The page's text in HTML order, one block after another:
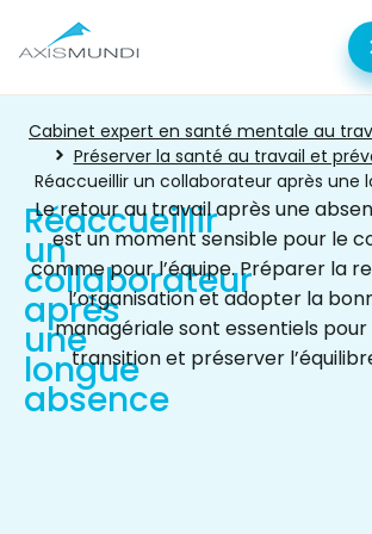
Cabinet expert en santé mentale au
Préserver la santé au travail et
Réaccueillir un collaborateur après une
Réaccueillir
un
collaborateur
après
une
longue
absence
Le retour au travail après une
est un moment sensible pour le
comme pour l’équipe. Préparer la
l’organisation et adopter la
managériale sont essentiels
transition et préserver